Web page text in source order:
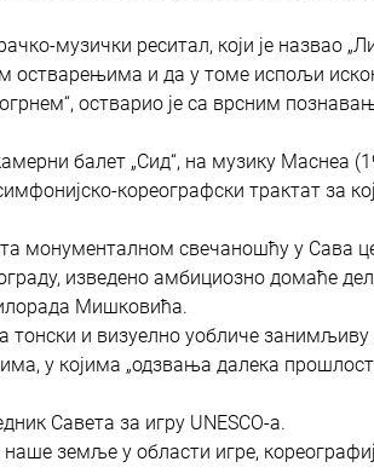
музички реситал, који је назвао
остварењима и да у томе испољи
остварио је са врсним
балет „Сид“, на музику Маснеа
кореографски трактат за
монументалном свечаношћу у Сава
изведено амбициозно домаће
Мишковића.
и визуелно уобличе занимљиву
у којима „одзвања далека
Савета за игру UNESCO-а.
земље у области игре,